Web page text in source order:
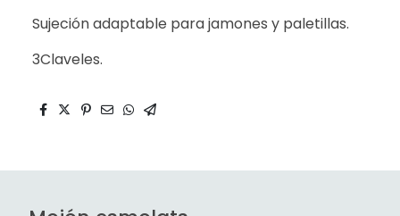
Sujeción adaptable para jamones y paletillas.
3Claveles.